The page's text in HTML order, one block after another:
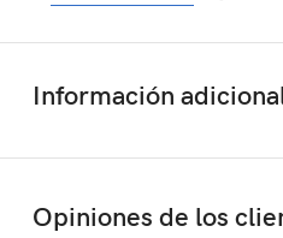
Información
Opiniones de los